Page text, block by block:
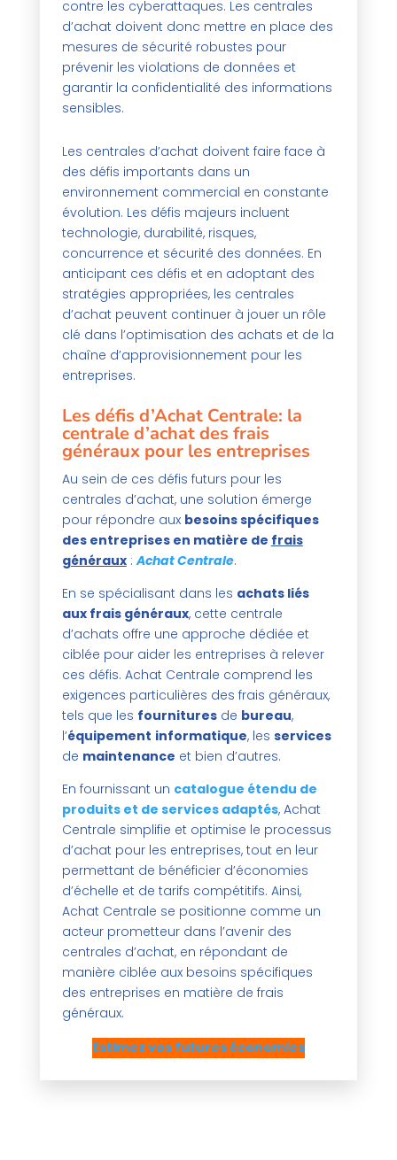
contre les cyberattaques. Les centrales
d’achat doivent donc mettre en place des
mesures de sécurité robustes pour
prévenir les violations de données et
garantir la confidentialité des informations
sensibles.
Les centrales d’achat doivent faire face à
des défis importants dans un
environnement commercial en constante
évolution. Les défis majeurs incluent
technologie, durabilité, risques,
concurrence et sécurité des données. En
anticipant ces défis et en adoptant des
stratégies appropriées, les centrales
d’achat peuvent continuer à jouer un rôle
clé dans l’optimisation des achats et de la
chaîne d’approvisionnement pour les
entreprises.
Les défis d’Achat Centrale: la
centrale d’achat des frais
généraux pour les entreprises
Au sein de ces défis futurs pour les
centrales d’achat, une solution émerge
pour répondre aux besoins spécifiques
des entreprises en matière de frais
généraux:Achat Centrale.
En se spécialisant dans les achats liés
aux frais généraux, cette centrale
d’achats offre une approche dédiée et
ciblée pour aider les entreprises à relever
ces défis. Achat Centrale comprend les
exigences particulières des frais généraux,
tels que les fournituresde bureau,
l’équipement informatique, les services
de maintenance et bien d’autres.
En fournissant un catalogue étendu de
produits et de services adaptés, Achat
Centrale simplifie et optimise le processus
d’achat pour les entreprises, tout en leur
permettant de bénéficier d’économies
d’échelle et de tarifs compétitifs. Ainsi,
Achat Centrale se positionne comme un
acteur prometteur dans l’avenir des
centrales d’achat, en répondant de
manière ciblée aux besoins spécifiques
des entreprises en matière de frais
généraux.
Estimez vos futures économies